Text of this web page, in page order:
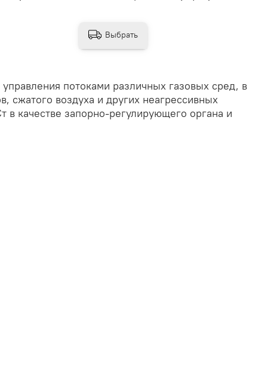
потоками различных газовых сред, в
сжатого воздуха и других неагрессивных
в качестве запорно-регулирующего органа и
Выбрать